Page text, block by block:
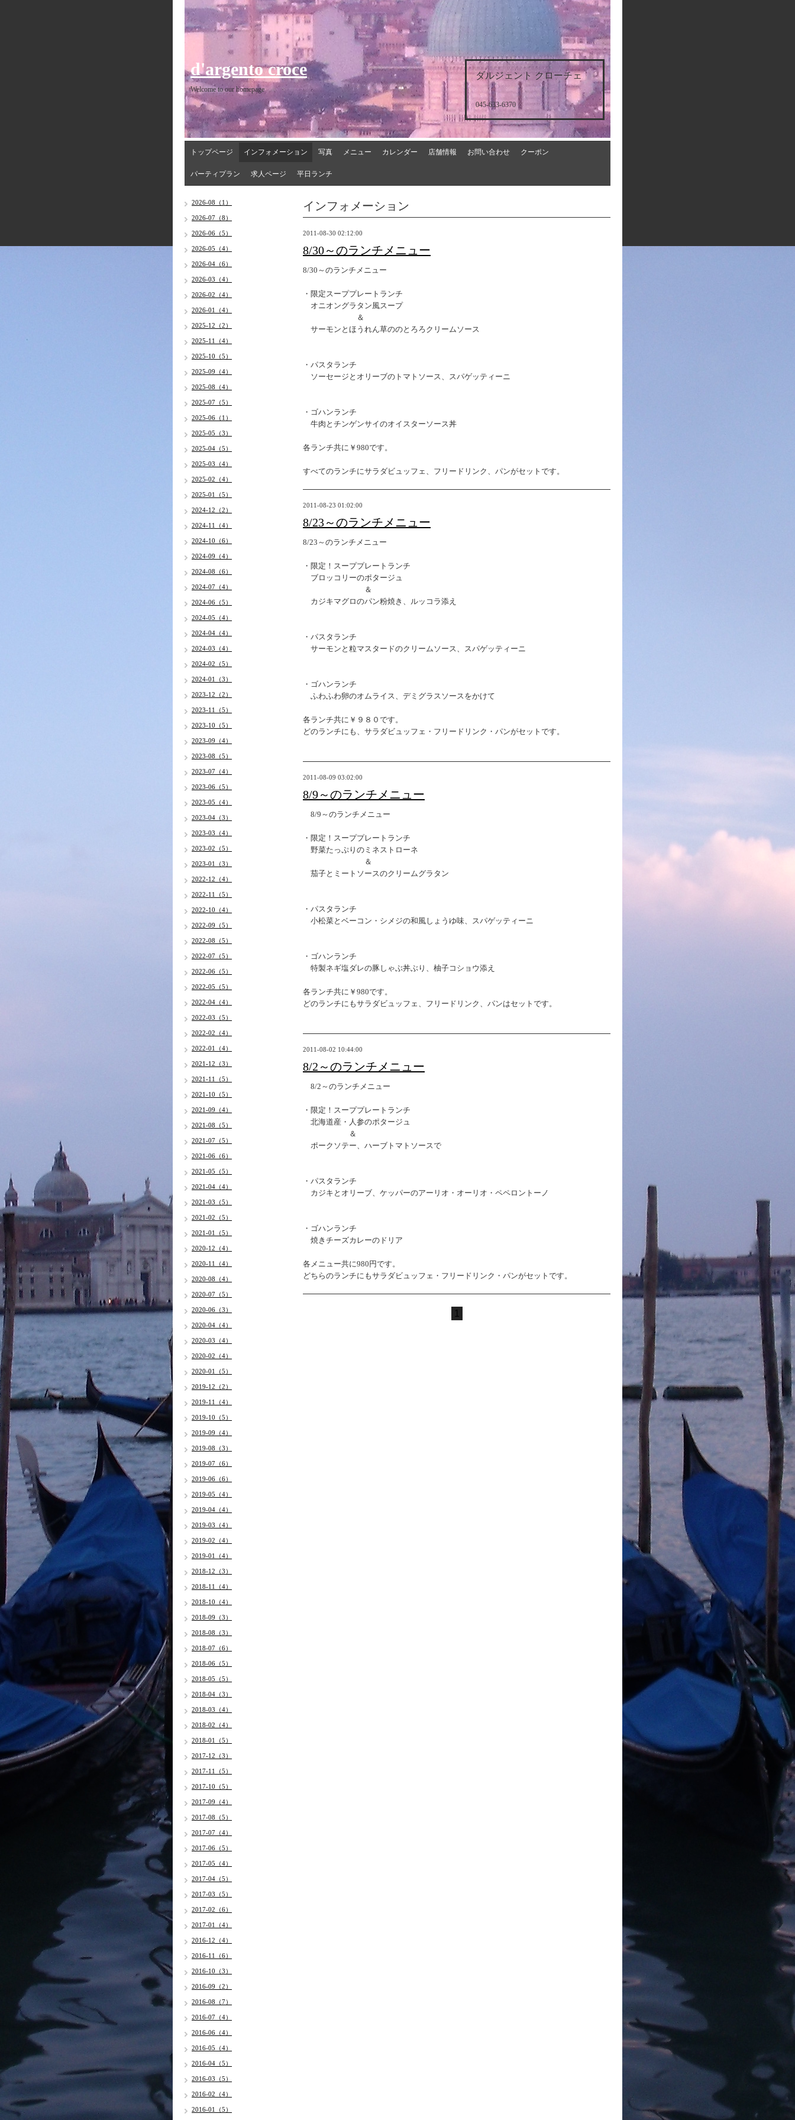
ダルジェント クローチェ
045-633-6370
d'argento croce
Welcome to our homepage
トップページ インフォメーション 写真 メニュー カレンダー 店舗情報 お問い合わせ クーポン
パーティプラン 求人ページ 平日ランチ
インフォメーション
2011-08-30 02:12:00
8/30～のランチメニュー
8/30～のランチメニュー
・限定スーププレートランチ
オニオングラタン風スープ
＆
サーモンとほうれん草ののとろろクリームソース
・パスタランチ
ソーセージとオリーブのトマトソース、スパゲッティーニ
・ゴハンランチ
牛肉とチンゲンサイのオイスターソース丼
各ランチ共に￥980です。
すべてのランチにサラダビュッフェ、フリードリンク、パンがセットです。
2011-08-23 01:02:00
8/23～のランチメニュー
8/23～のランチメニュー
・限定！スーププレートランチ
ブロッコリーのポタージュ
＆
カジキマグロのパン粉焼き、ルッコラ添え
・パスタランチ
サーモンと粒マスタードのクリームソース、スパゲッティーニ
・ゴハンランチ
ふわふわ卵のオムライス、デミグラスソースをかけて
各ランチ共に￥９８０です。
どのランチにも、サラダビュッフェ・フリードリンク・パンがセットです。
2011-08-09 03:02:00
8/9～のランチメニュー
8/9～のランチメニュー
・限定！スーププレートランチ
野菜たっぷりのミネストローネ
＆
茄子とミートソースのクリームグラタン
・パスタランチ
小松菜とベーコン・シメジの和風しょうゆ味、スパゲッティーニ
・ゴハンランチ
特製ネギ塩ダレの豚しゃぶ丼ぶり、柚子コショウ添え
各ランチ共に￥980です。
どのランチにもサラダビュッフェ、フリードリンク、パンはセットです。
2011-08-02 10:44:00
8/2～のランチメニュー
8/2～のランチメニュー
・限定！スーププレートランチ
北海道産・人参のポタージュ
＆
ポークソテー、ハーブトマトソースで
・パスタランチ
カジキとオリーブ、ケッパーのアーリオ・オーリオ・ペペロントーノ
・ゴハンランチ
焼きチーズカレーのドリア
各メニュー共に980円です。
どちらのランチにもサラダビュッフェ・フリードリンク・パンがセットです。
1
2026-08（1）
2026-07（8）
2026-06（5）
2026-05（4）
2026-04（6）
2026-03（4）
2026-02（4）
2026-01（4）
2025-12（2）
2025-11（4）
2025-10（5）
2025-09（4）
2025-08（4）
2025-07（5）
2025-06（1）
2025-05（3）
2025-04（5）
2025-03（4）
2025-02（4）
2025-01（5）
2024-12（2）
2024-11（4）
2024-10（6）
2024-09（4）
2024-08（6）
2024-07（4）
2024-06（5）
2024-05（4）
2024-04（4）
2024-03（4）
2024-02（5）
2024-01（3）
2023-12（2）
2023-11（5）
2023-10（5）
2023-09（4）
2023-08（5）
2023-07（4）
2023-06（5）
2023-05（4）
2023-04（3）
2023-03（4）
2023-02（5）
2023-01（3）
2022-12（4）
2022-11（5）
2022-10（4）
2022-09（5）
2022-08（5）
2022-07（5）
2022-06（5）
2022-05（5）
2022-04（4）
2022-03（5）
2022-02（4）
2022-01（4）
2021-12（3）
2021-11（5）
2021-10（5）
2021-09（4）
2021-08（5）
2021-07（5）
2021-06（6）
2021-05（5）
2021-04（4）
2021-03（5）
2021-02（5）
2021-01（5）
2020-12（4）
2020-11（4）
2020-08（4）
2020-07（5）
2020-06（3）
2020-04（4）
2020-03（4）
2020-02（4）
2020-01（5）
2019-12（2）
2019-11（4）
2019-10（5）
2019-09（4）
2019-08（3）
2019-07（6）
2019-06（6）
2019-05（4）
2019-04（4）
2019-03（4）
2019-02（4）
2019-01（4）
2018-12（3）
2018-11（4）
2018-10（4）
2018-09（3）
2018-08（3）
2018-07（6）
2018-06（5）
2018-05（5）
2018-04（3）
2018-03（4）
2018-02（4）
2018-01（5）
2017-12（3）
2017-11（5）
2017-10（5）
2017-09（4）
2017-08（5）
2017-07（4）
2017-06（5）
2017-05（4）
2017-04（5）
2017-03（5）
2017-02（6）
2017-01（4）
2016-12（4）
2016-11（6）
2016-10（3）
2016-09（2）
2016-08（7）
2016-07（4）
2016-06（4）
2016-05（4）
2016-04（5）
2016-03（5）
2016-02（4）
2016-01（5）